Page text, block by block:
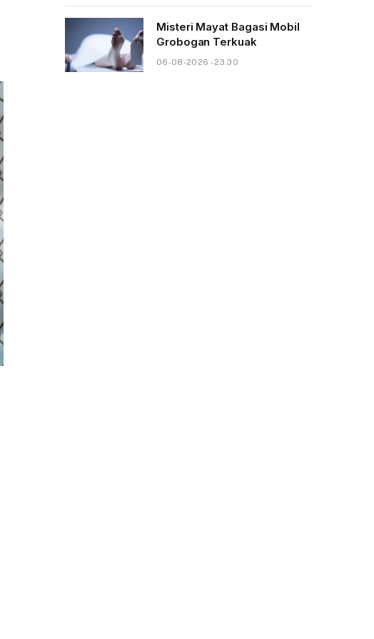
Misteri Mayat Bagasi Mobil
Grobogan Terkuak
06-08-2026 - 23.30